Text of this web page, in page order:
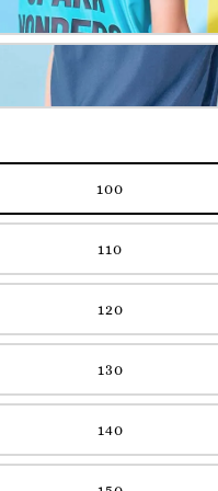
100
110
120
130
140